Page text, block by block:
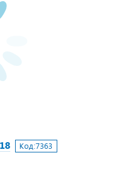
Код:7363